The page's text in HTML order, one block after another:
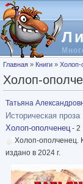
Перейти к основному
Вы здесь
Главная » Книги » Холоп-
Холоп-
Татьяна
Историческая проза
Холоп-ополченец - 2
Холоп-ополченец.
издано в 2024 г.